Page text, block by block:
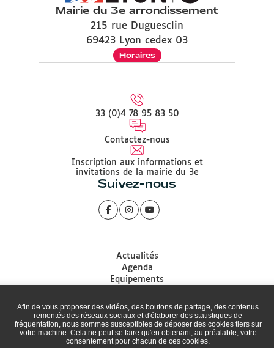
Afin de vous proposer des vidéos, des boutons de partage, des contenus
remontés des réseaux sociaux et d'élaborer des statistiques de
fréquentation, nous sommes susceptibles de déposer des cookies tiers sur
votre machine. Cela ne peut se faire qu'en obtenant, au préalable, votre
consentement pour chacun de ces cookies.
Mairie du 3e arrondissement
215 rue Duguesclin
69423 Lyon cedex 03
Horaires
33 (0)4 78 95 83 50
Contactez-nous
Inscription aux informations et
invitations de la mairie du 3e
Suivez-nous
Actualités
Agenda
Equipements
Associations
Accessibilité
Plan du site
Mentions légales